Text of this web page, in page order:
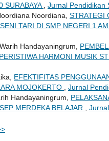
SURABAYA, Jurnal Pendidikan
Noordiana, STRATEGI
TARI DI SMP NEGERI 1
Handayaningrum,
HARMONI MUSIK
EFEKTIFITAS
MOJOKERTO , Jurnal
Handayaningrum,
MERDEKA BELAJAR ,